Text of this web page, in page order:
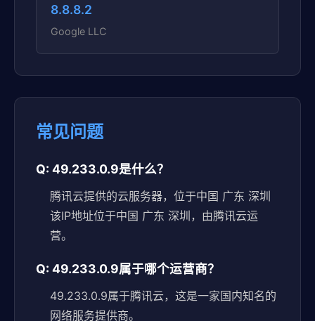
8.8.8.2
Google LLC
常见问题
Q: 49.233.0.9是什么？
腾讯云提供的云服务器，位于中国 广东 深圳
该IP地址位于中国 广东 深圳，由腾讯云运
营。
Q: 49.233.0.9属于哪个运营商？
49.233.0.9属于腾讯云，这是一家国内知名的
网络服务提供商。